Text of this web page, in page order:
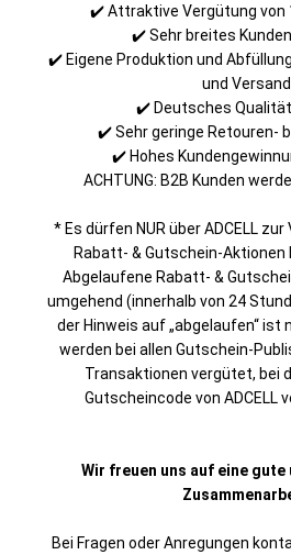
✔️ Attraktive Vergütung von
✔️ Sehr breites
✔️ Eigene Produktion und
und Versand
✔️ Deutsches
✔️ Sehr geringe Retouren-
✔️ Hohes
ACHTUNG: B2B Kunden
* Es dürfen NUR über ADCELL
Rabatt- & Gutschein-Aktionen
Abgelaufene Rabatt- &
umgehend (innerhalb von 24
der Hinweis auf „abgelaufen“ ist
werden bei allen Gutschein-
Transaktionen vergütet, bei
Gutscheincode von ADCELL
Wir freuen uns auf eine
Bei Fragen oder Anregungen